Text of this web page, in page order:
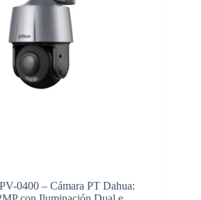
0400 – Cámara PT Dahua: